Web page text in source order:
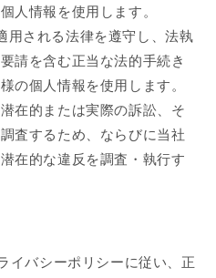
人情報を使用します。
用される法律を遵守し、法執
請を含む正当な法的手続き
の個人情報を使用します。
在的または実際の訴訟、そ
査するため、ならびに当社
在的な違反を調査・執行す
イバシーポリシーに従い、正